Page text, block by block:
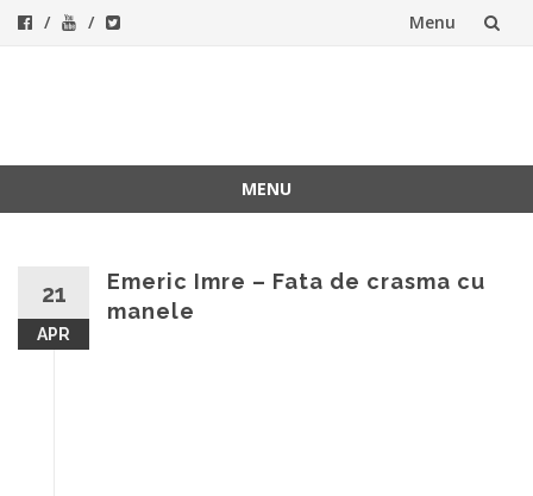
Menu
MENU
21
APR
Emeric Imre – Fata de crasma cu
manele